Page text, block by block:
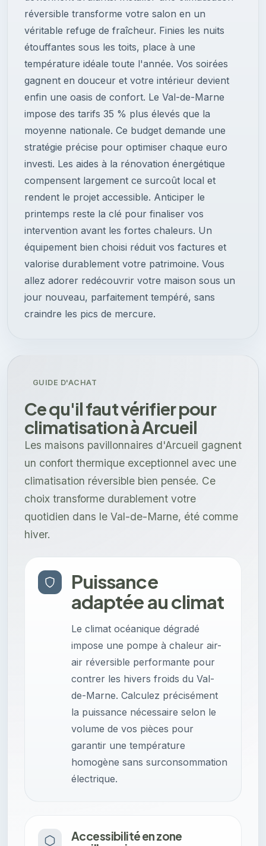
réversible transforme votre salon en un
véritable refuge de fraîcheur. Finies les nuits
étouffantes sous les toits, place à une
température idéale toute l'année. Vos soirées
gagnent en douceur et votre intérieur devient
enfin une oasis de confort. Le Val-de-Marne
impose des tarifs 35 % plus élevés que la
moyenne nationale. Ce budget demande une
stratégie précise pour optimiser chaque euro
investi. Les aides à la rénovation énergétique
compensent largement ce surcoût local et
rendent le projet accessible. Anticiper le
printemps reste la clé pour finaliser vos
intervention avant les fortes chaleurs. Un
équipement bien choisi réduit vos factures et
valorise durablement votre patrimoine. Vous
allez adorer redécouvrir votre maison sous un
jour nouveau, parfaitement tempéré, sans
craindre les pics de mercure.
GUIDE D'ACHAT
Ce qu'il faut vérifier pour
climatisation à Arcueil
Les maisons pavillonnaires d'Arcueil gagnent
un confort thermique exceptionnel avec une
climatisation réversible bien pensée. Ce
choix transforme durablement votre
quotidien dans le Val-de-Marne, été comme
hiver.
Puissance
adaptée au climat
Le climat océanique dégradé
impose une pompe à chaleur air-
air réversible performante pour
contrer les hivers froids du Val-
de-Marne. Calculez précisément
la puissance nécessaire selon le
volume de vos pièces pour
garantir une température
homogène sans surconsommation
électrique.
Accessibilité en zone